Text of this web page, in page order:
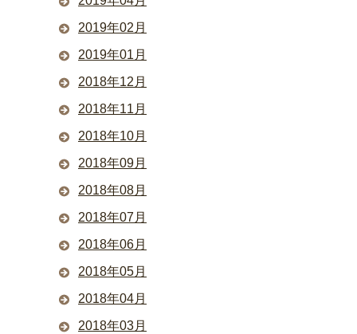
2019年02月
2019年01月
2018年12月
2018年11月
2018年10月
2018年09月
2018年08月
2018年07月
2018年06月
2018年05月
2018年04月
2018年03月